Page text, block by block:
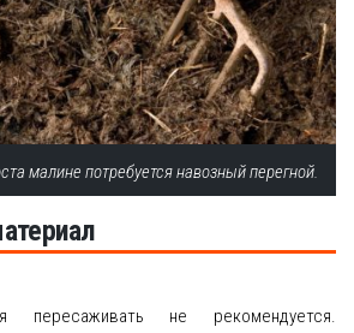
малине потребуется навозный перегной.
пересаживать не рекомендуется.